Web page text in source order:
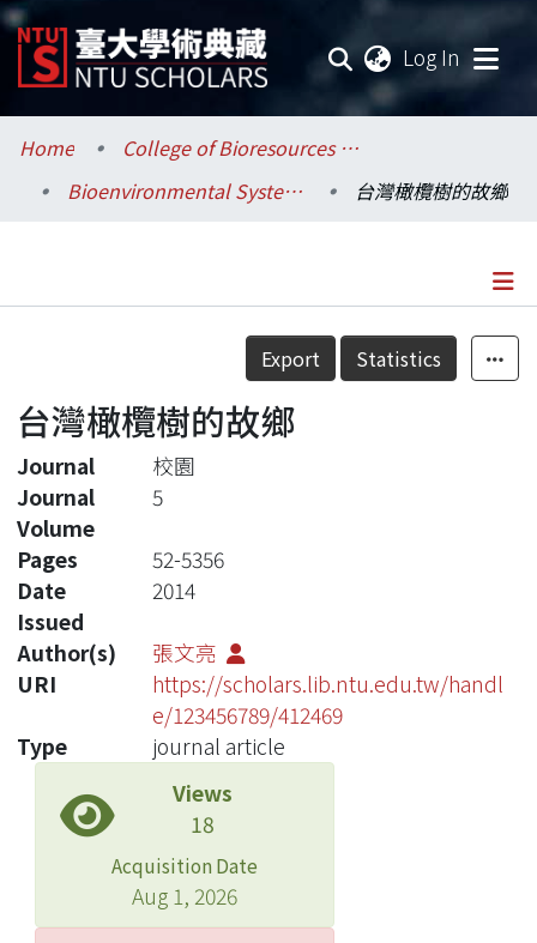
Log In
Communities & Collections
Research Outputs
Statistics
Home
College of Bioresources and Agriculture / 生物資源暨農學院
Bioenvironmental Systems Engineering / 生物環境系統工程學系
台灣橄欖樹的故鄉
Details
Export Statistics
台灣橄欖樹的故鄉
Journal
校園
Journal
Volume
5
Pages
52-5356
Date
Issued
2014
Author(s)
張文亮
URI
https://scholars.lib.ntu.edu.tw/handl
e/123456789/412469
Type
journal article
Views
18
Acquisition Date
Aug 1, 2026